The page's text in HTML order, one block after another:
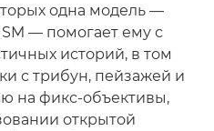
одна модель —
— помогает ему с
историй, в том
с трибун, пейзажей и
на фикс-объективы,
открытой